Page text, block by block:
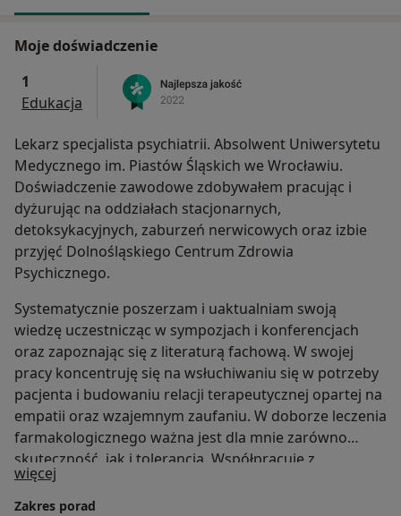
Moje doświadczenie
1
Edukacja
Lekarz specjalista psychiatrii. Absolwent Uniwersytetu
Medycznego im. Piastów Śląskich we Wrocławiu.
Doświadczenie zawodowe zdobywałem pracując i
dyżurując na oddziałach stacjonarnych,
detoksykacyjnych, zaburzeń nerwicowych oraz izbie
przyjęć Dolnośląskiego Centrum Zdrowia
Psychicznego.
Systematycznie poszerzam i uaktualniam swoją
wiedzę uczestnicząc w sympozjach i konferencjach
oraz zapoznając się z literaturą fachową. W swojej
pracy koncentruję się na wsłuchiwaniu się w potrzeby
pacjenta i budowaniu relacji terapeutycznej opartej na
empatii oraz wzajemnym zaufaniu. W doborze leczenia
farmakologicznego ważna jest dla mnie zarówno
skuteczność, jak i tolerancja. Współpracuję z
psychoterapeutami i psychologami w celu
zapewnienia pacjentowi kompleksowej opieki.
więcej
Zakres porad